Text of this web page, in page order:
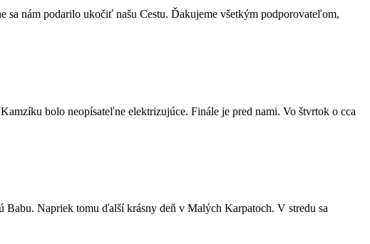
sa nám podarilo ukočiť našu Cestu. Ďakujeme všetkým podporovateľom,
bolo neopísateľne elektrizujúce. Finále je pred nami. Vo štvrtok o cca
Napriek tomu ďalší krásny deň v Malých Karpatoch. V stredu sa